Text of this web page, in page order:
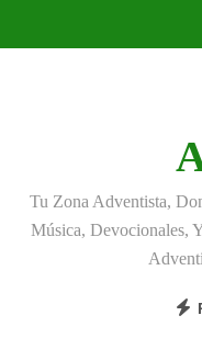
TÚ
Tu Zona Adventista,
Música, Devocionales,